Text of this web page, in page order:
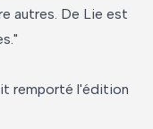
autres. De Lie est
remporté l'édition